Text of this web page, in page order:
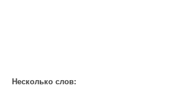
Несколько слов: